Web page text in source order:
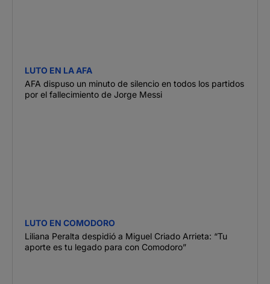
LUTO EN LA AFA
AFA dispuso un minuto de silencio en todos los partidos
por el fallecimiento de Jorge Messi
LUTO EN COMODORO
Liliana Peralta despidió a Miguel Criado Arrieta: “Tu
aporte es tu legado para con Comodoro”